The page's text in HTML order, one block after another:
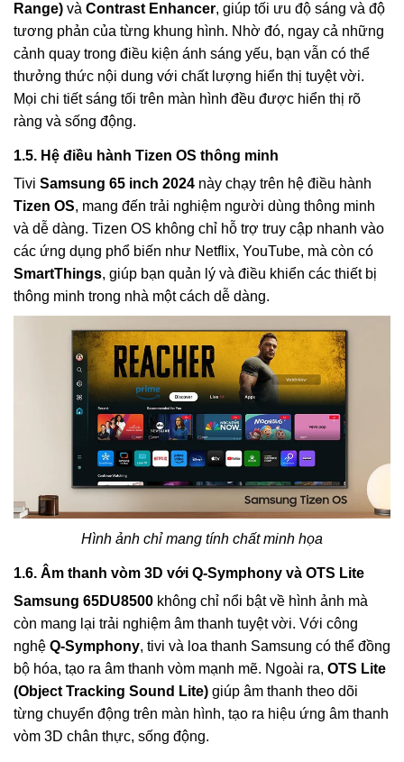
Range) và Contrast Enhancer, giúp tối ưu độ sáng và độ
tương phản của từng khung hình. Nhờ đó, ngay cả những
cảnh quay trong điều kiện ánh sáng yếu, bạn vẫn có thể
thưởng thức nội dung với chất lượng hiển thị tuyệt vời.
Mọi chi tiết sáng tối trên màn hình đều được hiển thị rõ
ràng và sống động.
1.5. Hệ điều hành Tizen OS thông minh
Tivi Samsung 65 inch 2024 này chạy trên hệ điều hành
Tizen OS, mang đến trải nghiệm người dùng thông minh
và dễ dàng. Tizen OS không chỉ hỗ trợ truy cập nhanh vào
các ứng dụng phổ biến như Netflix, YouTube, mà còn có
SmartThings, giúp bạn quản lý và điều khiển các thiết bị
thông minh trong nhà một cách dễ dàng.
Hình ảnh chỉ mang tính chất minh họa
1.6. Âm thanh vòm 3D với Q-Symphony và OTS Lite
Samsung 65DU8500 không chỉ nổi bật về hình ảnh mà
còn mang lại trải nghiệm âm thanh tuyệt vời. Với công
nghệ Q-Symphony, tivi và loa thanh Samsung có thể đồng
bộ hóa, tạo ra âm thanh vòm mạnh mẽ. Ngoài ra, OTS Lite
(Object Tracking Sound Lite) giúp âm thanh theo dõi
từng chuyển động trên màn hình, tạo ra hiệu ứng âm thanh
vòm 3D chân thực, sống động.